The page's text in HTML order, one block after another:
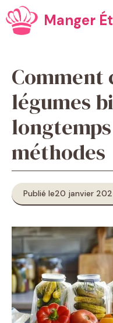
Aller
au
contenu
Manger
Comment
légumes
méthodes
Publié le20 janvier